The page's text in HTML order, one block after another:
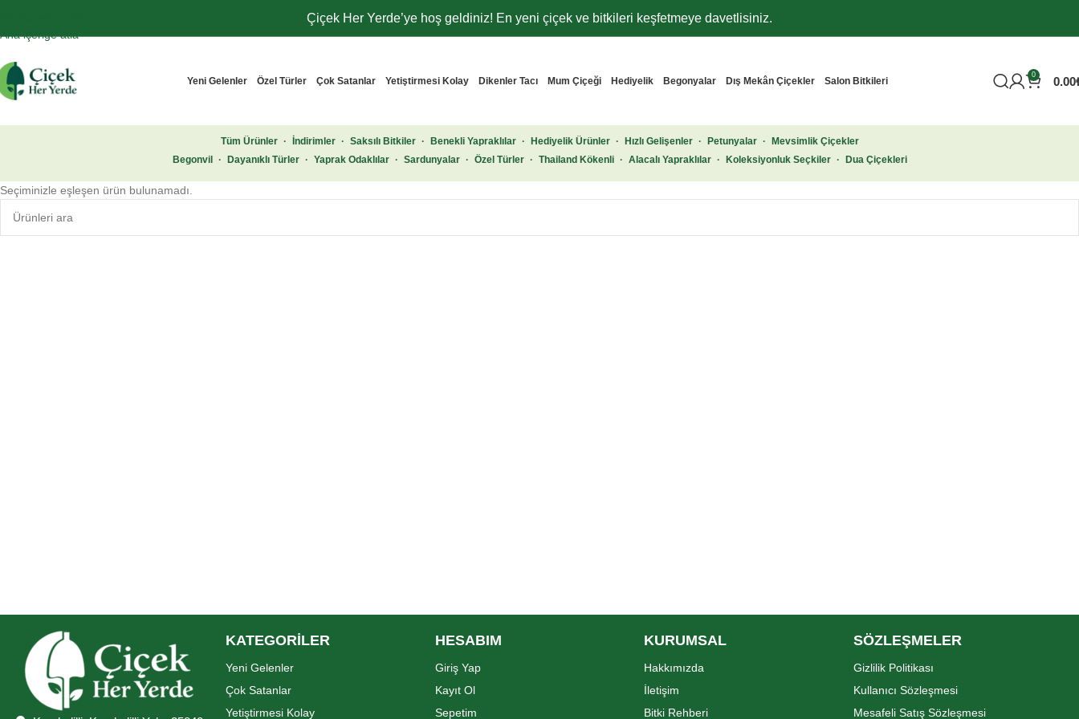
Ana içeriğe atla
Çiçek Her Yerde’ye hoş geldiniz! En yeni çiçek ve bitkileri keşfetmeye davetlisiniz.
Yeni Gelenler Özel Türler Çok Satanlar Yetiştirmesi Kolay Dikenler Tacı Mum Çiçeği Hediyelik Begonyalar Dış Mekân Çiçekler Salon Bitkileri
0 0.00
Tüm Ürünler · İndirimler · Saksılı Bitkiler · Benekli Yapraklılar · Hediyelik Ürünler · Hızlı Gelişenler · Petunyalar ·
Mevsimlik Çiçekler
Begonvil
· Dayanıklı Türler · Yaprak Odaklılar · Sardunyalar · Özel Türler · Thailand Kökenli · Alacalı Yapraklılar · Koleksiyonluk Seçkiler · Dua Çiçekleri
Seçiminizle eşleşen ürün bulunamadı.
KATEGORİLER
Yeni Gelenler
Çok Satanlar
Yetiştirmesi Kolay
HESABIM
Giriş Yap
Kayıt Ol
Sepetim
KURUMSAL
Hakkımızda
İletişim
Bitki Rehberi
SÖZLEŞMELER
Gizlilik Politikası
Kullanıcı Sözleşmesi
Mesafeli Satış Sözleşmesi